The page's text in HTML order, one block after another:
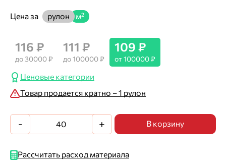
Цена за рулон м²
116 ₽
до 30000 ₽
111 ₽
до 100000 ₽
109 ₽
от 100000 ₽
Ценовые категории
Товар продается кратно – 1 рулон
- + В корзину
Рассчитать расход материала